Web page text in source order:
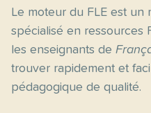
Le moteur du FLE est
spécialisé en ressources
les enseignants de
trouver rapidement et
pédagogique de qualité.